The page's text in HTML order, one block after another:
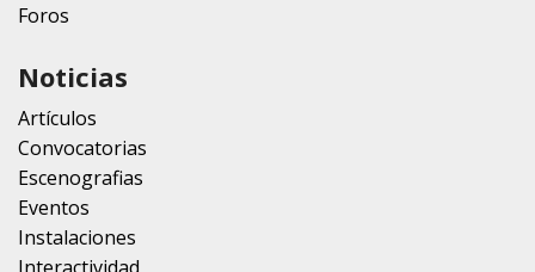
Foros
Noticias
Artículos
Convocatorias
Escenografias
Eventos
Instalaciones